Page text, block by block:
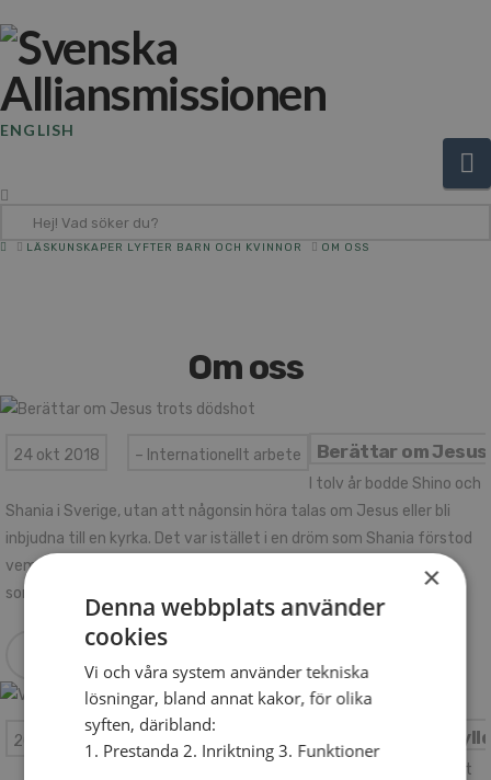
ENGLISH
VadHOMELÄSKUNSKAPER LYFTER BARN OCH KVINNOR OM OSS
Om oss
24 okt 2018 – Internationellt arbete Berättar om
I tolv år bodde Shino och
Shania i Sverige, utan att någonsin höra talas om Jesus eller bli
inbjudna till en kyrka. Det var istället i en dröm som Shania förstod
vem Jesus är, och idag leder hon och hennes man Shino andra
somalier till en tro på honom.
Läs mer
20 sep 2018 – Församlingsplantering Vill se en bygd
– Gud manade mig att
×
Denna webbplats använder
cookies
Vi och våra system använder tekniska
lösningar, bland annat kakor, för olika
syften, däribland:
1. Prestanda 2. Inriktning 3. Funktioner